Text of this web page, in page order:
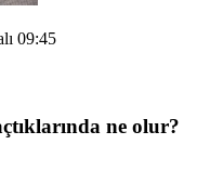
09:45
ne olur?